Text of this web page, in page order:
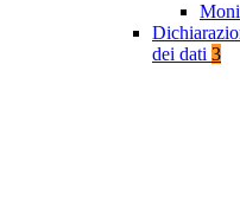
dei dati 3